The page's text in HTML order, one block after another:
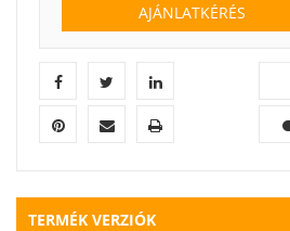
AJÁNLATKÉRÉS
TERMÉK VERZIÓK